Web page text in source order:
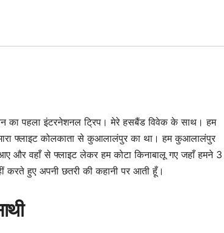
का पहला इंटरनेशनल ट्रिप। मेरे हसबैंड विवेक के साथ। हम
फ्लाइट कोलकाता से कुआलालंपुर का था। हम कुआलालंपुर
और वहाँ से फ्लाइट लेकर हम कोटा किनाबालू गए जहाँ हमने 3
करते हुए अपनी छतरी की कहानी पर आती हूँ।